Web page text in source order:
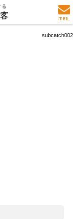
subcatch002
MAIL